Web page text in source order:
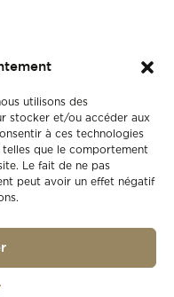
utilisons des
stocker et/ou accéder aux
à ces technologies
que le comportement
Le fait de ne pas
peut avoir un effet négatif